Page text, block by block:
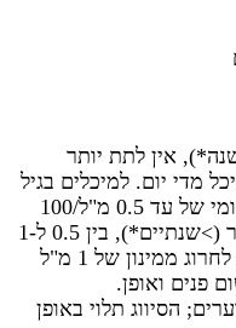
מיכלים חדשים וצעירים (0-1 שנה*), אין לתת יותר
תכולת מיכל מדי יום. למיכלים בגיל
בינוני (1-2 שנים*), ניתן לתת מינון יומי של עד 0.5 מ"ל/100
ליטר, וליחידות בוגרות ומבוגרות יותר (>שנתיים*), בין 0.5 ל-1
מ"ל לכל 100 ליטר מי אקווריום. אין לחרוג ממינון של 1 מ"ל
הסיווג תלוי באופן